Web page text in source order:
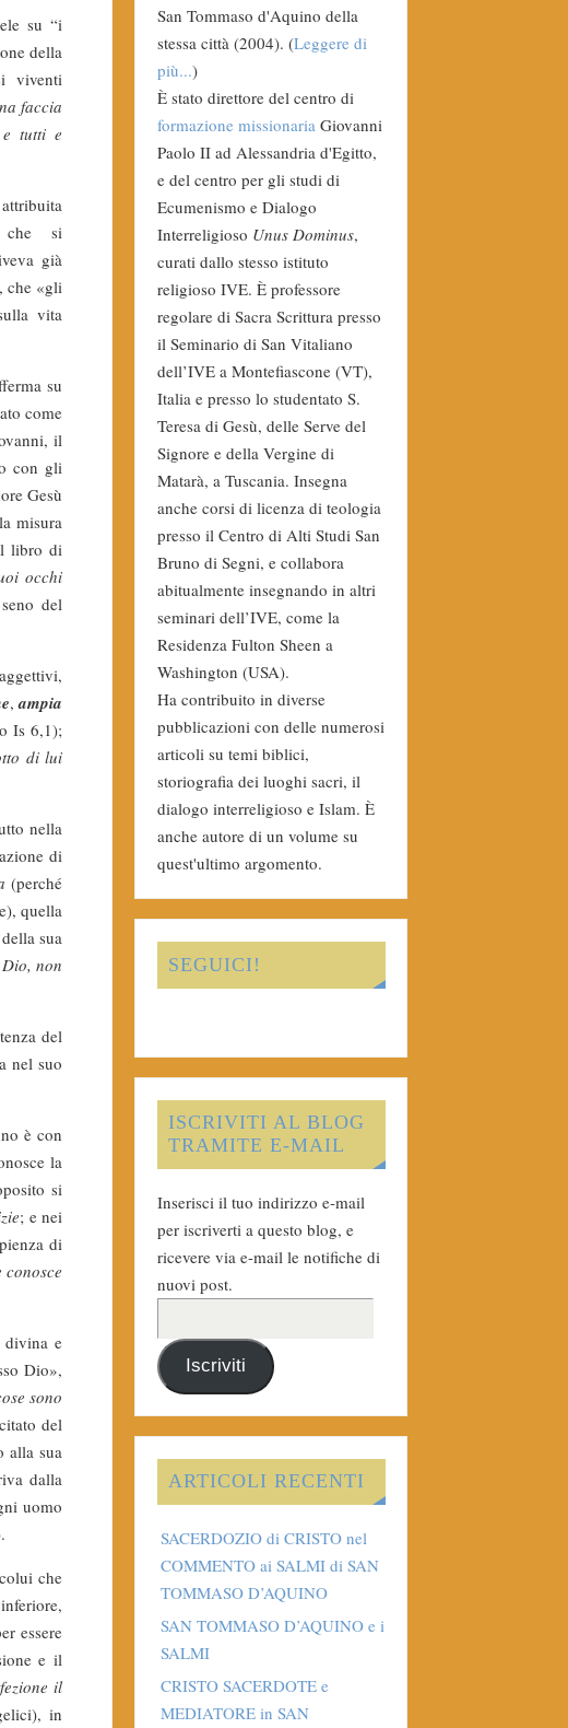
su “i
della
viventi
faccia
tutti e
che si
già
che «gli
vita
su
come
il
con gli
Gesù
misura
libro di
occhi
del
,ampia
Is 6,1);
di lui
nella
di
(perché
quella
sua
Dio, non
del
nel suo
è con
la
si
; e nei
di
e
Dio»,
sono
del
alla sua
dalla
uomo
che
essere
e il
il
in
San Tommaso d'Aquino della
stessa città (2004). (Leggere di
più...)
È stato direttore del centro di
formazione missionaria Giovanni
Paolo II ad Alessandria d'Egitto,
e del centro per gli studi di
Ecumenismo e Dialogo
Interreligioso Unus Dominus,
curati dallo stesso istituto
religioso IVE. È professore
regolare di Sacra Scrittura presso
il Seminario di San Vitaliano
dell’IVE a Montefiascone (VT),
Italia e presso lo studentato S.
Teresa di Gesù, delle Serve del
Signore e della Vergine di
Matarà, a Tuscania. Insegna
anche corsi di licenza di teologia
presso il Centro di Alti Studi San
Bruno di Segni, e collabora
abitualmente insegnando in altri
seminari dell’IVE, come la
Residenza Fulton Sheen a
Washington (USA).
Ha contribuito in diverse
pubblicazioni con delle numerosi
articoli su temi biblici,
storiografia dei luoghi sacri, il
dialogo interreligioso e Islam. È
anche autore di un volume su
quest'ultimo argomento.
SEGUICI!
ISCRIVITI AL BLOG
TRAMITE E-MAIL
Inserisci il tuo indirizzo e-mail
per iscriverti a questo blog, e
ricevere via e-mail le notifiche di
nuovi post.
Iscriviti
ARTICOLI RECENTI
SACERDOZIO di CRISTO nel
COMMENTO ai SALMI di SAN
TOMMASO D’AQUINO
SAN TOMMASO D’AQUINO e i
SALMI
CRISTO SACERDOTE e
MEDIATORE in SAN